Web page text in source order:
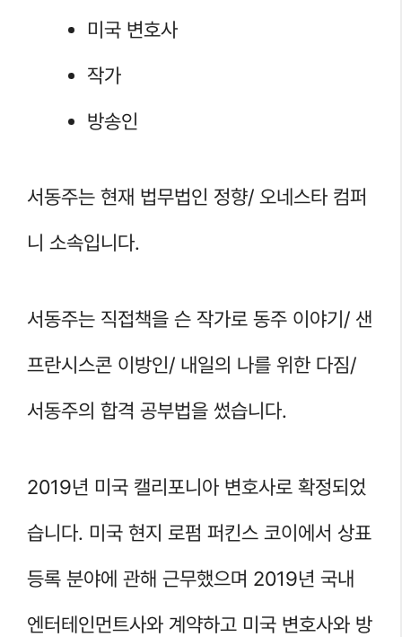
미국 변호사
작가
방송인
서동주는 현재 법무법인 정향/ 오네스타 컴퍼
니 소속입니다.
서동주는 직접책을 슨 작가로 동주 이야기/ 샌
프란시스콘 이방인/ 내일의 나를 위한 다짐/
서동주의 합격 공부법을 썼습니다.
2019년 미국 캘리포니아 변호사로 확정되었
습니다. 미국 현지 로펌 퍼킨스 코이에서 상표
등록 분야에 관해 근무했으며 2019년 국내
엔터테인먼트사와 계약하고 미국 변호사와 방